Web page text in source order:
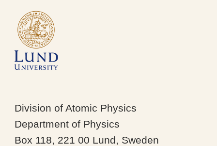
Division of Atomic Physics
Department of Physics
Box 118, 221 00 Lund, Sweden